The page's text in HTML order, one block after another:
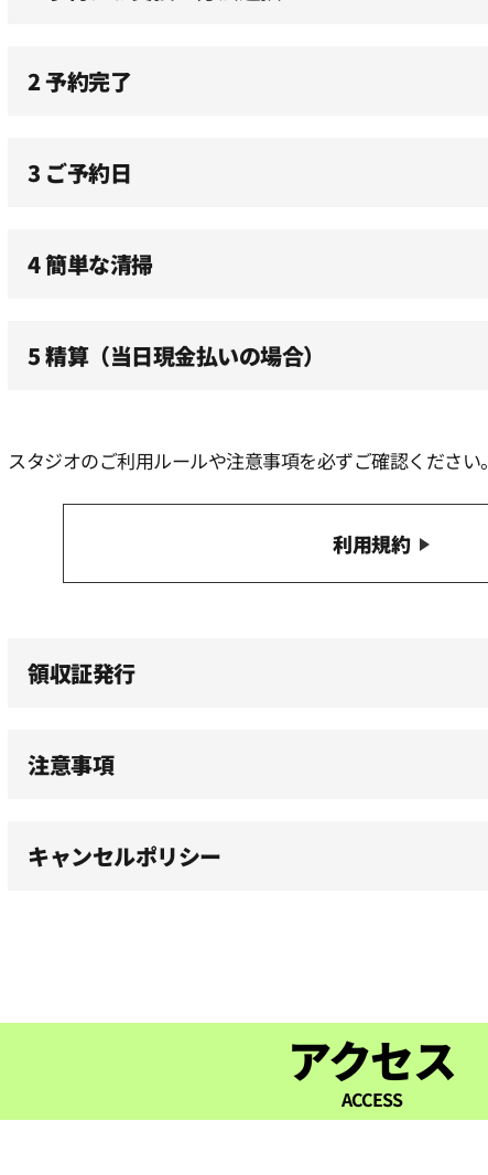
11:00
13:00
14:00
16:30
2 予約完了
3 ご予約日
4 簡単な清掃
5 精算（当日現金払いの場合）
スタジオのご利用ルールや注意事項を必ずご確認ください。
利用規約
領収証発行
注意事項
キャンセルポリシー
アクセス
ACCESS